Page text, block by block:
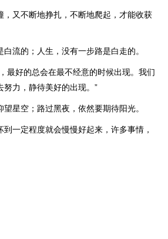
，又不断地挣扎，不断地爬起，才能收获
流的；人生，没有一步路是白走的。
最好的总会在最不经意的时候出现。我们
力，静待美好的出现。”
星空；路过黑夜，依然要期待阳光。
一定程度就会慢慢好起来，许多事情，